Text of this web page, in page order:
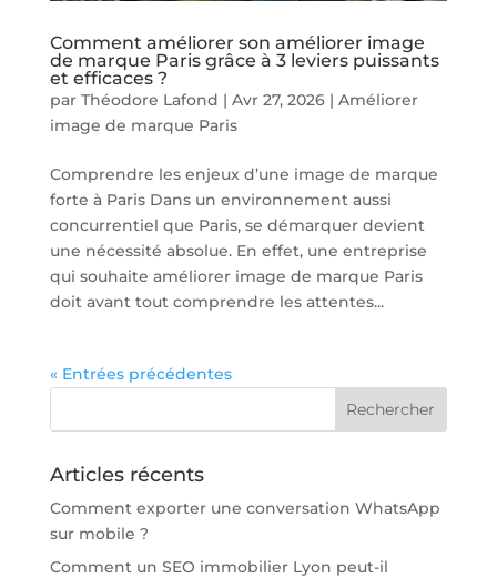
Comment améliorer son améliorer image
de marque Paris grâce à 3 leviers puissants
et efficaces ?
par Théodore Lafond | Avr 27, 2026| Améliorer
image de marque Paris
Comprendre les enjeux d’une image de marque
forte à Paris Dans un environnement aussi
concurrentiel que Paris, se démarquer devient
une nécessité absolue. En effet, une entreprise
qui souhaite améliorer image de marque Paris
doit avant tout comprendre les attentes...
« Entrées précédentes
Articles récents
Comment exporter une conversation WhatsApp
sur mobile ?
Comment un SEO immobilier Lyon peut-il